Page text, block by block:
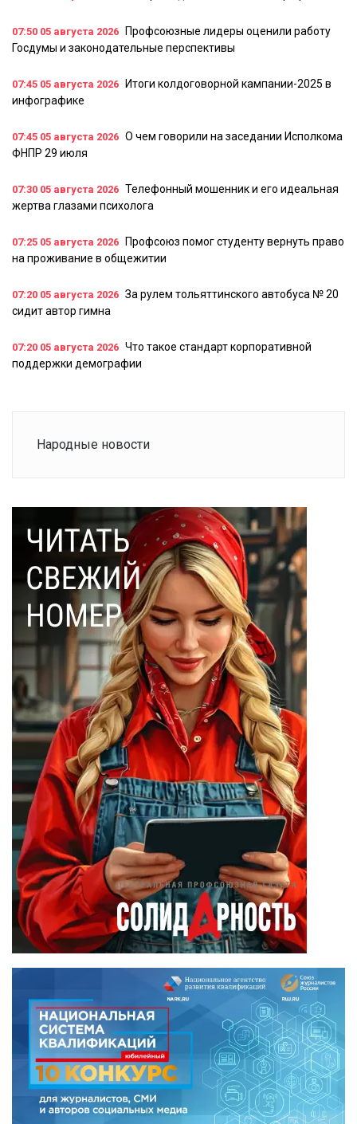
07:50 05 августа 2026
Профсоюзные лидеры оценили работу
Госдумы и законодательные перспективы
07:45 05 августа 2026
Итоги колдоговорной кампании-2025 в
инфографике
07:45 05 августа 2026 О чем говорили на заседании Исполкома
ФНПР 29 июля
07:30 05 августа 2026 Телефонный мошенник и его идеальная
жертва глазами психолога
07:25 05 августа 2026
Профсоюз помог студенту вернуть право
на проживание в общежитии
07:20 05 августа 2026 За рулем тольяттинского автобуса № 20
сидит автор гимна
07:20 05 августа 2026 Что такое стандарт корпоративной
поддержки демографии
Народные новости